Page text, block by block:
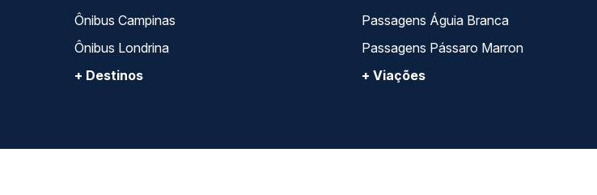
Ônibus Campinas
Ônibus Londrina
+ Destinos
Passagens Águia Branca
Passagens Pássaro Marron
+ Viações